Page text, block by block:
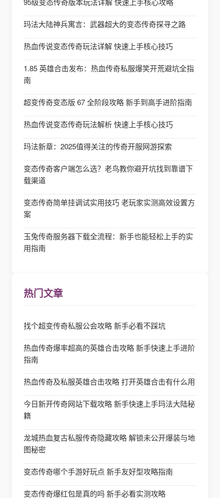
玛法大陆神兵寓言：武器超大的变态传奇探寻之路
热血传说变态传奇玩法详解 快速上手核心技巧
1.85 英雄合击发布：热血传奇私服爆笑开荒避坑全指
南
超变传奇变态版 67 全阶段攻略 新手到高手进阶指南
热血传说变态传奇玩法解析 快速上手核心技巧
玛法新章：2025值得关注的传奇开服网游探索
变态传奇客户端怎么选？老鸟教你避开坑找到靠谱下
载渠道
变态传奇简单挂调试实用技巧 老玩家实测高效设置方
案
玉兔传奇服务器下载全流程：新手也能轻松上手的实
用指南
热门文章
找个超变传奇私服公会攻略 新手必看不踩坑
热血传奇爆率超高的英雄合击攻略 新手快速上手进阶
指南
热血传奇及私服英雄合击攻略 打开英雄合击有什么用
今日新开传奇网站下载攻略 新手快速上手玛法大陆秘
籍
龙城热血复古私服传奇隐藏攻略 解锁未公开爆装与地
图秘密
变态传奇哪个手游好玩点 新手友好型攻略指南
变态传奇爆红包是真的吗 新手必看实测攻略